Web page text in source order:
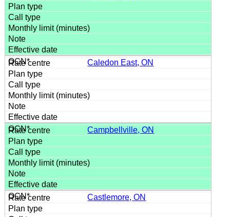
Caledon East, ON
Campbellville, ON
Castlemore, ON